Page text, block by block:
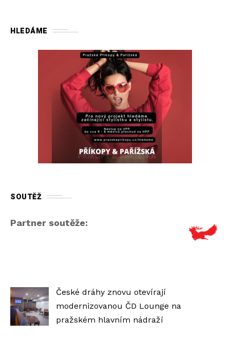
HLEDÁME
SOUTĚŽ
Partner soutěže:
České dráhy znovu otevírají
modernizovanou ČD Lounge na
pražském hlavním nádraží